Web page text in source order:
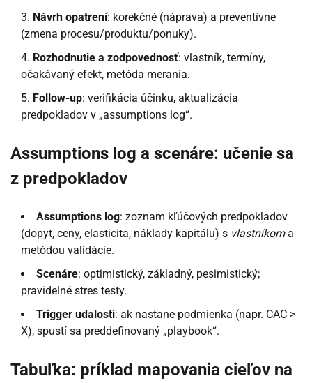
Návrh opatrení: korekčné (náprava) a preventívne
(zmena procesu/produktu/ponuky).
Rozhodnutie a zodpovednosť: vlastník, termíny,
očakávaný efekt, metóda merania.
Follow-up: verifikácia účinku, aktualizácia
predpokladov v „assumptions log“.
Assumptions log a scenáre: učenie sa
z predpokladov
Assumptions log: zoznam kľúčových predpokladov
(dopyt, ceny, elasticita, náklady kapitálu) s vlastníkoma
metódou validácie.
Scenáre: optimistický, základný, pesimistický;
pravidelné stres testy.
Trigger udalosti: ak nastane podmienka (napr. CAC >
X), spustí sa preddefinovaný „playbook“.
Tabuľka: príklad mapovania cieľov na